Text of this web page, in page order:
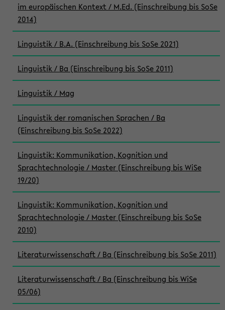
im europäischen Kontext / M.Ed. (Einschreibung bis SoSe
2014)
Linguistik / B.A. (Einschreibung bis SoSe 2021)
Linguistik / Ba (Einschreibung bis SoSe 2011)
Linguistik / Mag
Linguistik der romanischen Sprachen / Ba
(Einschreibung bis SoSe 2022)
Linguistik: Kommunikation, Kognition und
Sprachtechnologie / Master (Einschreibung bis WiSe
19/20)
Linguistik: Kommunikation, Kognition und
Sprachtechnologie / Master (Einschreibung bis SoSe
2010)
Literaturwissenschaft / Ba (Einschreibung bis SoSe 2011)
Literaturwissenschaft / Ba (Einschreibung bis WiSe
05/06)